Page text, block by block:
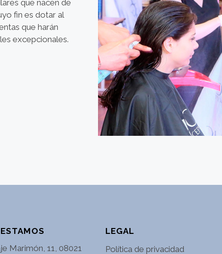
que nacen de
fin es dotar al
que harán
excepcionales.
Marimón, 11, 08021
LEGAL
Política de privacidad